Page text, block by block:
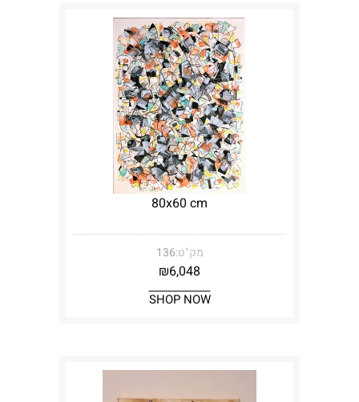
80x60 cm
מק"ט:136
₪6,048
SHOP NOW